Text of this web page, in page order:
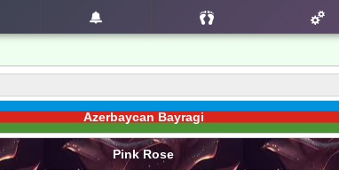
Azerbaycan Bayragi
Pink Rose